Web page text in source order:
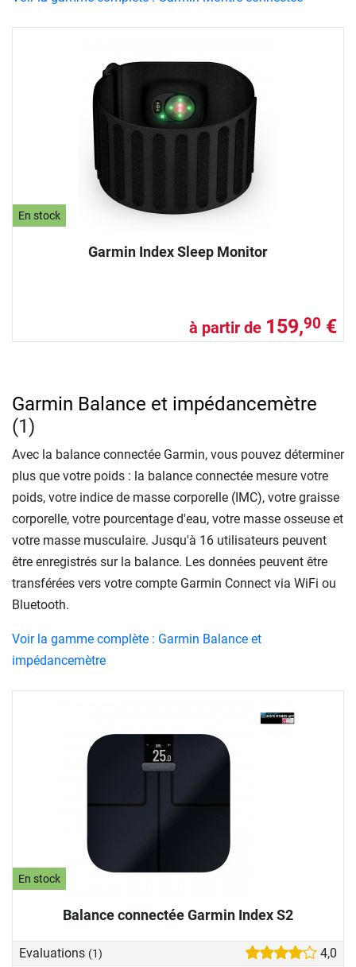
En stock
Garmin Index Sleep Monitor
à partir de 159,90 €
En stock
Balance connectée Garmin Index S2
Evaluations (1) 4,0
Garmin Balance et impédancemètre
(1)
Avec la balance connectée Garmin, vous pouvez déterminer
plus que votre poids : la balance connectée mesure votre
poids, votre indice de masse corporelle (IMC), votre graisse
corporelle, votre pourcentage d'eau, votre masse osseuse et
votre masse musculaire. Jusqu'à 16 utilisateurs peuvent
être enregistrés sur la balance. Les données peuvent être
transférées vers votre compte Garmin Connect via WiFi ou
Bluetooth.
Voir la gamme complète : Garmin Balance et
impédancemètre